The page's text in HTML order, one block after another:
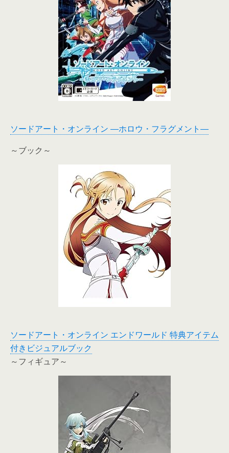
ソードアート・オンライン ―ホロウ・フラグメント―
～ブック～
ソードアート・オンライン エンドワールド 特典アイテム
付きビジュアルブック
～フィギュア～